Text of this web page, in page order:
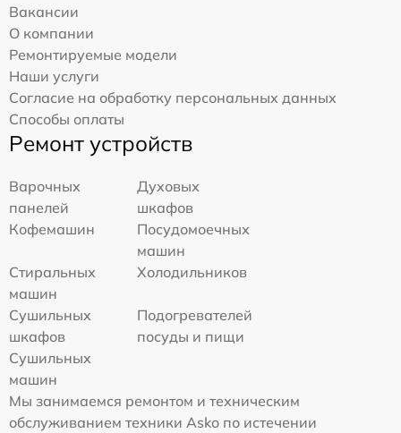
Вакансии
О компании
Ремонтируемые модели
Наши услуги
Согласие на обработку персональных данных
Способы оплаты
Ремонт устройств
Варочных
панелей
Духовых
шкафов
Кофемашин
Посудомоечных
машин
Стиральных
машин
Холодильников
Сушильных
шкафов
Подогревателей
посуды и пищи
Сушильных
машин
Мы занимаемся ремонтом и техническим
обслуживанием техники Asko по истечении